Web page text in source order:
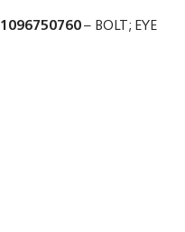
1096750760– BOLT; EYE